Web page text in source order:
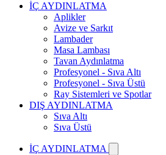
İÇ AYDINLATMA
Aplikler
Avize ve Sarkıt
Lambader
Masa Lambası
Tavan Aydınlatma
Profesyonel - Sıva Altı
Profesyonel - Sıva Üstü
Ray Sistemleri ve Spotlar
DIŞ AYDINLATMA
Sıva Altı
Sıva Üstü
İÇ AYDINLATMA